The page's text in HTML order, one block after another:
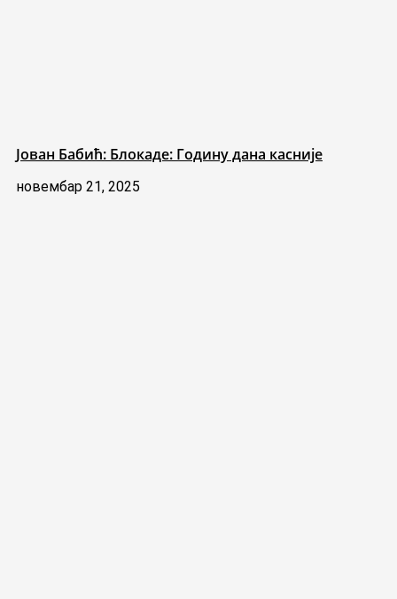
Јован Бабић: Блокаде: Годину дана касније
новембар 21, 2025